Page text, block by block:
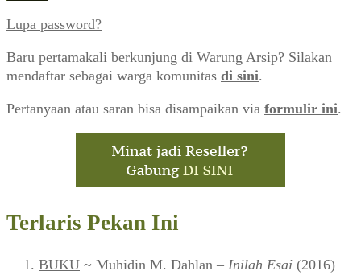
Lupa password?
Baru pertamakali berkunjung di Warung Arsip? Silakan
mendaftar sebagai warga komunitas di sini.
Pertanyaan atau saran bisa disampaikan via formulir ini.
Terlaris Pekan Ini
BUKU ~ Muhidin M. Dahlan – Inilah Esai (2016)